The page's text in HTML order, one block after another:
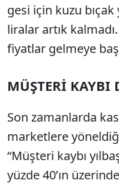
gesi için kuzu bıçak
liralar artık
fiyatlar gelmeye
MÜŞTERİ KAYBI
Son zamanlarda
marketlere
“Müşteri kaybı
yüzde 40’ın